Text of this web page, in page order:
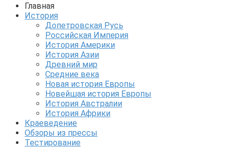
Главная
История
Допетровская Русь
Российская Империя
История Америки
История Азии
Древний мир
Средние века
Новая история Европы
Новейшая история Европы
История Австралии
История Африки
Краеведение
Обзоры из прессы
Тестирование